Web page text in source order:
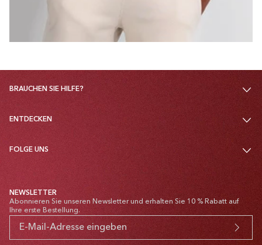
BRAUCHEN SIE HILFE?
ENTDECKEN
FOLGE UNS
NEWSLETTER
Abonnieren Sie unseren Newsletter und erhalten Sie 10 % Rabatt auf
Ihre erste Bestellung.